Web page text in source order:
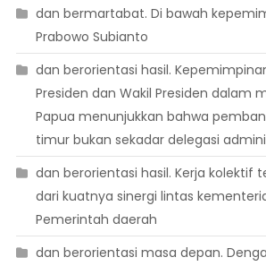
dan bermartabat. Di bawah
Prabowo Subianto
dan berorientasi hasil.
Presiden dan Wakil Presiden dalam
Papua menunjukkan bahwa
timur bukan sekadar delegasi
dan berorientasi hasil. Kerja kolektif
dari kuatnya sinergi lintas
Pemerintah daerah
dan berorientasi masa depan.